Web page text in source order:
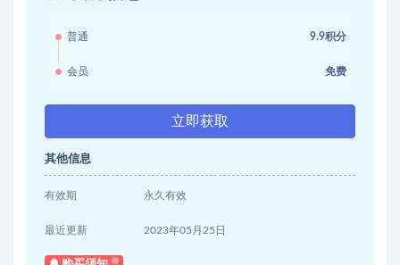
普通 9.9积分
会员 免费
立即获取
其他信息
有效期 永久有效
最近更新 2023年05月25日